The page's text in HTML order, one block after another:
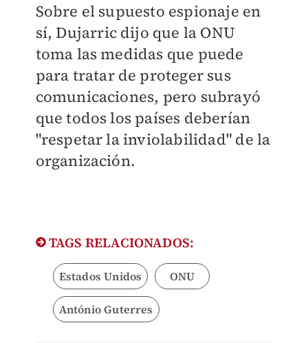
Sobre el supuesto espionaje en
sí, Dujarric dijo que la ONU
toma las medidas que puede
para tratar de proteger sus
comunicaciones, pero subrayó
que todos los países deberían
"respetar la inviolabilidad" de la
organización.
TAGS RELACIONADOS:
Estados Unidos ONU
António Guterres